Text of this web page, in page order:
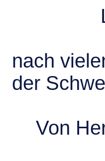
nach
der
Von